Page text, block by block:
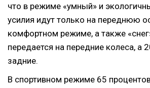
что в режиме «умный» и
усилия идут только на переднюю
комфортном режиме, а также
передается на передние колеса, а
задние.
В спортивном режиме 65